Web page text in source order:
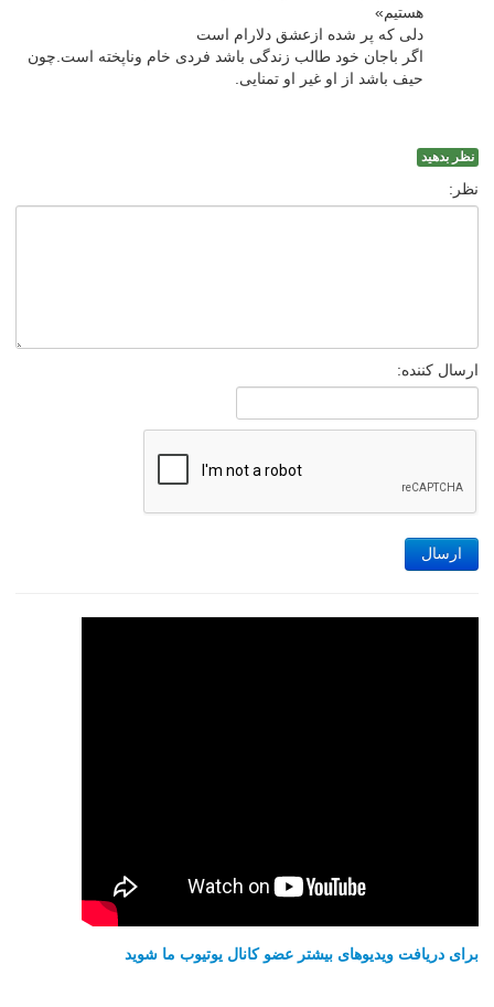
هستیم»
دلی که پر شده ازعشق دلارام است
اگر باجان خود طالب زندگی باشد فردی خام وناپخته است.چون
حیف باشد از او غیر او تمنایی.
نظر بدهید
نظر:
ارسال کننده:
ارسال
برای دریافت ویدیوهای بیشتر عضو کانال یوتیوب ما شوید